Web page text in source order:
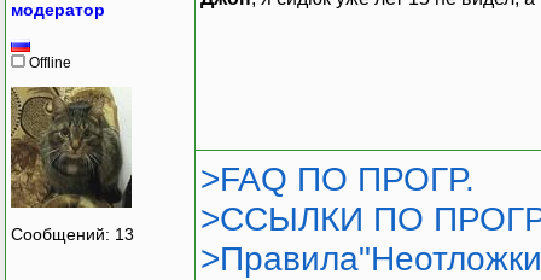
модератор
Offline
Сообщений: 13
>FAQ ПО ПРОГР.
>ССЫЛКИ ПО